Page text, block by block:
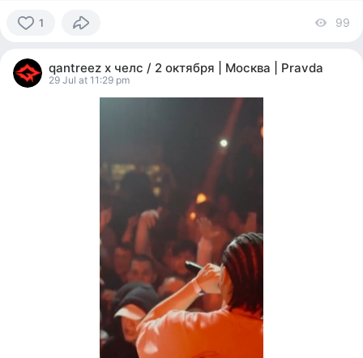
1
person
reacted
99
qantreez x челс / 2 октября | Москва | Pravda
29 Jul at 11:29 pm